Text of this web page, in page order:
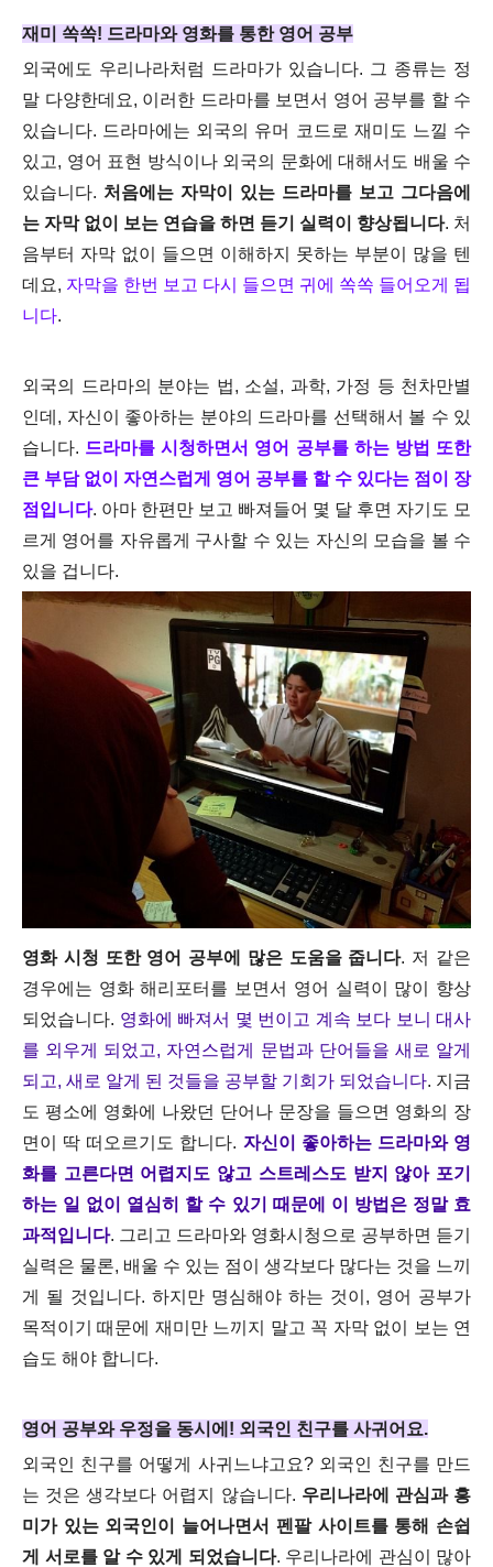
재미 쏙쏙! 드라마와 영화를 통한 영어 공부
외국에도 우리나라처럼 드라마가 있습니다. 그 종류는 정
말 다양한데요, 이러한 드라마를 보면서 영어 공부를 할 수
있습니다. 드라마에는 외국의 유머 코드로 재미도 느낄 수
있고, 영어 표현 방식이나 외국의 문화에 대해서도 배울 수
있습니다. 처음에는 자막이 있는 드라마를 보고 그다음에
는 자막 없이 보는 연습을 하면 듣기 실력이 향상됩니다. 처
음부터 자막 없이 들으면 이해하지 못하는 부분이 많을 텐
데요, 자막을 한번 보고 다시 들으면 귀에 쏙쏙 들어오게 됩
니다.
외국의 드라마의 분야는 법, 소설, 과학, 가정 등 천차만별
인데, 자신이 좋아하는 분야의 드라마를 선택해서 볼 수 있
습니다. 드라마를 시청하면서 영어 공부를 하는 방법 또한
큰 부담 없이 자연스럽게 영어 공부를 할 수 있다는 점이 장
점입니다. 아마 한편만 보고 빠져들어 몇 달 후면 자기도 모
르게 영어를 자유롭게 구사할 수 있는 자신의 모습을 볼 수
있을 겁니다.
영화 시청 또한 영어 공부에 많은 도움을 줍니다. 저 같은
경우에는 영화 해리포터를 보면서 영어 실력이 많이 향상
되었습니다. 영화에 빠져서 몇 번이고 계속 보다 보니 대사
를 외우게 되었고, 자연스럽게 문법과 단어들을 새로 알게
되고, 새로 알게 된 것들을 공부할 기회가 되었습니다. 지금
도 평소에 영화에 나왔던 단어나 문장을 들으면 영화의 장
면이 딱 떠오르기도 합니다. 자신이 좋아하는 드라마와 영
화를 고른다면 어렵지도 않고 스트레스도 받지 않아 포기
하는 일 없이 열심히 할 수 있기 때문에 이 방법은 정말 효
과적입니다. 그리고 드라마와 영화시청으로 공부하면 듣기
실력은 물론, 배울 수 있는 점이 생각보다 많다는 것을 느끼
게 될 것입니다. 하지만 명심해야 하는 것이, 영어 공부가
목적이기 때문에 재미만 느끼지 말고 꼭 자막 없이 보는 연
습도 해야 합니다.
영어 공부와 우정을 동시에! 외국인 친구를 사귀어요.
외국인 친구를 어떻게 사귀느냐고요? 외국인 친구를 만드
는 것은 생각보다 어렵지 않습니다. 우리나라에 관심과 흥
미가 있는 외국인이 늘어나면서 펜팔 사이트를 통해 손쉽
게 서로를 알 수 있게 되었습니다. 우리나라에 관심이 많아